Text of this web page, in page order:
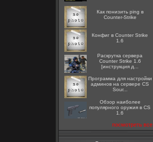
Как понизить ping в
Counter-Strike
Конфиг в Counter Strike
1.6
Раскрутка сервера
Counter Strike 1.6
[инструкция д...
Программа для настройки
админов на сервере CS
Sour...
Обзор наиболее
популярного оружия в CS
1.6
посмотреть все